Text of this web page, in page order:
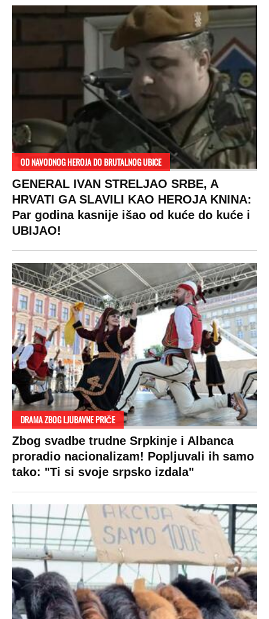
OD NAVODNOG HEROJA DO BRUTALNOG UBICE
GENERAL IVAN STRELJAO SRBE, A
HRVATI GA SLAVILI KAO HEROJA KNINA:
Par godina kasnije išao od kuće do kuće i
UBIJAO!
DRAMA ZBOG LJUBAVNE PRIČE
Zbog svadbe trudne Srpkinje i Albanca
proradio nacionalizam! Popljuvali ih samo
tako: "Ti si svoje srpsko izdala"